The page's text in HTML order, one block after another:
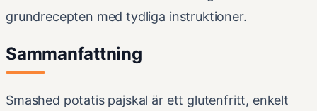
grundrecepten med tydliga instruktioner.
Sammanfattning
Smashed potatis pajskal är ett glutenfritt, enkelt